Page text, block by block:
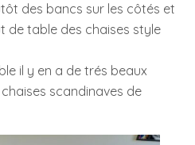
des bancs sur les côtés et
de table des chaises style
il y en a de trés beaux
chaises scandinaves de